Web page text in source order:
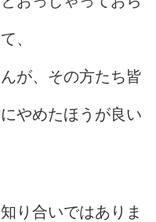
、
が、その方たち皆
やめたほうが良い
り合いではありま